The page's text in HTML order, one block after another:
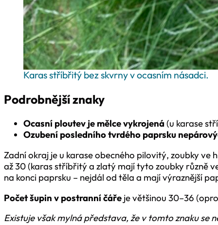
Karas stříbřitý bez skvrny v ocasním násadci.
Podrobnější znaky
Ocasní ploutev je mělce vykrojená(u karase
Ozubení posledního tvrdého paprsku
Zadní okraj je u karase obecného pilovitý, zoubky
až 30 (karas stříbřitý a zlatý mají tyto zoubky různě
na konci paprsku – nejdál od těla a mají výraznější
Počet šupin v postranní čáře je většinou 30–36
Existuje však mylná představa, že v tomto znaku se